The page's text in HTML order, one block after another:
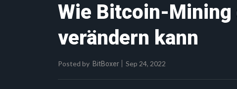
Wie Bitcoin-Mining
verändern kann
Posted by BitBoxer Sep 24, 2022